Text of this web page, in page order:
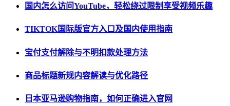
国内怎么访问YouTube，轻松绕过限制享受视频乐趣
TIKTOK国际版官方入口及国内使用指南
宝付支付解除与不明扣款处理方法
商品标题新规内容解读与优化路径
日本亚马逊购物指南，如何正确进入官网